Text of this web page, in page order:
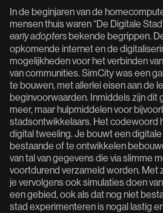
In de beginjaren van de
mensen thuis waren “De Digitale
early adopters bekende begrippen.
opkomende internet en de
mogelijkheden voor het verbinden
van communities. SimCity was een
te bouwen, met allerlei eisen aan de
beginvoorwaarden. Inmiddels zijn dit
meer, maar hulpmiddelen voor
stadsontwikkelaars. Het codewoord
digital tweeling. Je bouwt een
bestaande of te ontwikkelen
van tal van gegevens die via slimme
voortdurend verzameld worden. Met
je vervolgens ook simulaties doen
een gebied, ook als dat nog niet
stad experimenteren is nogal lastig